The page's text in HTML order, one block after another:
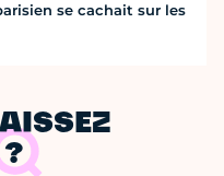
se cachait sur les
?